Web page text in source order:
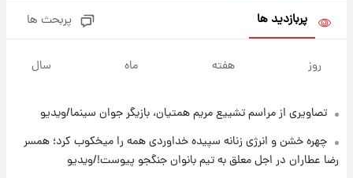
هسته‌ای در آسمان ظاهر شد
۲۰ ساعت پیش
کرد
پربازدید ها پربحث ها
روز هفته ماه سال
تصاویری از مراسم تشییع مریم همتیان، بازیگر جوان سینما/ویدیو
چهره خشن و انرژی زنانه سپیده خداوردی همه را میخکوب کرد؛ همسر
رضا عطاران در اجل معلق به تیم بانوان جنگجو پیوست!/ویدیو